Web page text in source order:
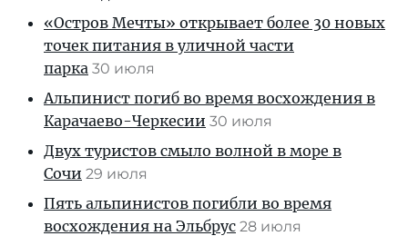
«Остров Мечты» открывает более 30 новых
точек питания в уличной части
парка 30 июля
Альпинист погиб во время восхождения в
Карачаево-Черкесии 30 июля
Двух туристов смыло волной в море в
Сочи 29 июля
Пять альпинистов погибли во время
восхождения на Эльбрус 28 июля